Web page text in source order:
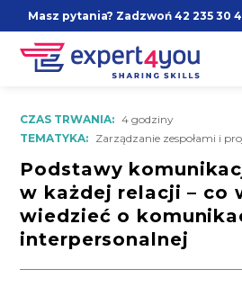
Masz pytania? Zadzwoń42 235 30
CZAS TRWANIA: 4 godziny
TEMATYKA: Zarządzanie zespołami i
Podstawy
w każdej relacji – co
wiedzieć o
interpersonalnej